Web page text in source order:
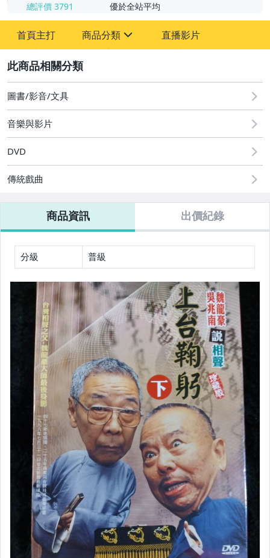
總評價 3791 優於全站平均
首頁主打 商品分類
其它
直播影片
圖書/影音/文具
音樂與影片
DVD
傳統戲曲
商品資訊 出價紀錄
分級 普級